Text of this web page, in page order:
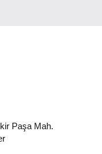
Paşa Mah.